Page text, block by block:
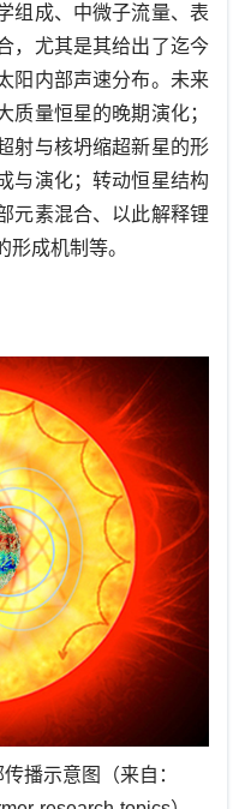
组成、中微子流量、表
，尤其是其给出了迄今
阳内部声速分布。未来
质量恒星的晚期演化；
射与核坍缩超新星的形
与演化；转动恒星结构
元素混合、以此解释锂
成机制等。
示意图（来自：